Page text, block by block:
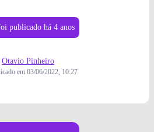
publicado há 4 anos
Otavio Pinheiro
em 03/06/2022, 10:27